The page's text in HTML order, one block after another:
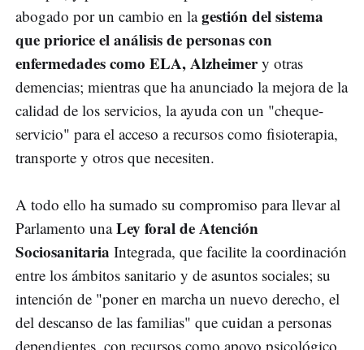
abogado por un cambio en lagestión del sistema
que priorice el análisis de personas con
enfermedades como ELA, Alzheimery otras
demencias; mientras que ha anunciado la mejora de la
calidad de los servicios, la ayuda con un "cheque-
servicio" para el acceso a recursos como fisioterapia,
transporte y otros que necesiten.
A todo ello ha sumado su compromiso para llevar al
Parlamento unaLey foral de Atención
Sociosanitaria Integrada, que facilite la coordinación
entre los ámbitos sanitario y de asuntos sociales; su
intención de "poner en marcha un nuevo derecho, el
del descanso de las familias" que cuidan a personas
dependientes, con recursos como apoyo psicológico